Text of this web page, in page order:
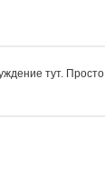
тут.